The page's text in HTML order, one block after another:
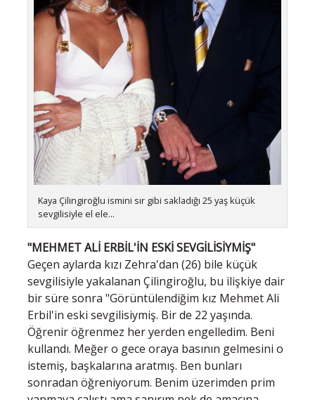
Kaya Çilingiroğlu ismini sır gibi sakladığı 25 yaş küçük
sevgilisiyle el ele...
"MEHMET ALİ ERBİL'İN ESKİ SEVGİLİSİYMİŞ"
Geçen aylarda kızı Zehra'dan (26) bile küçük
sevgilisiyle yakalanan Çilingiroğlu, bu ilişkiye dair
bir süre sonra "Görüntülendiğim kız Mehmet Ali
Erbil'in eski sevgilisiymiş. Bir de 22 yaşında.
Öğrenir öğrenmez her yerden engelledim. Beni
kullandı. Meğer o gece oraya basının gelmesini o
istemiş, başkalarına aratmış. Ben bunları
sonradan öğreniyorum. Benim üzerimden prim